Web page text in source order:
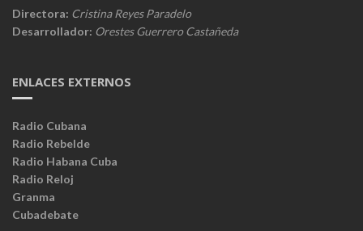
Directora: Cristina Reyes Paradelo
Desarrollador: Orestes Guerrero Castañeda
ENLACES EXTERNOS
Radio Cubana
Radio Rebelde
Radio Habana Cuba
Radio Reloj
Granma
Cubadebate